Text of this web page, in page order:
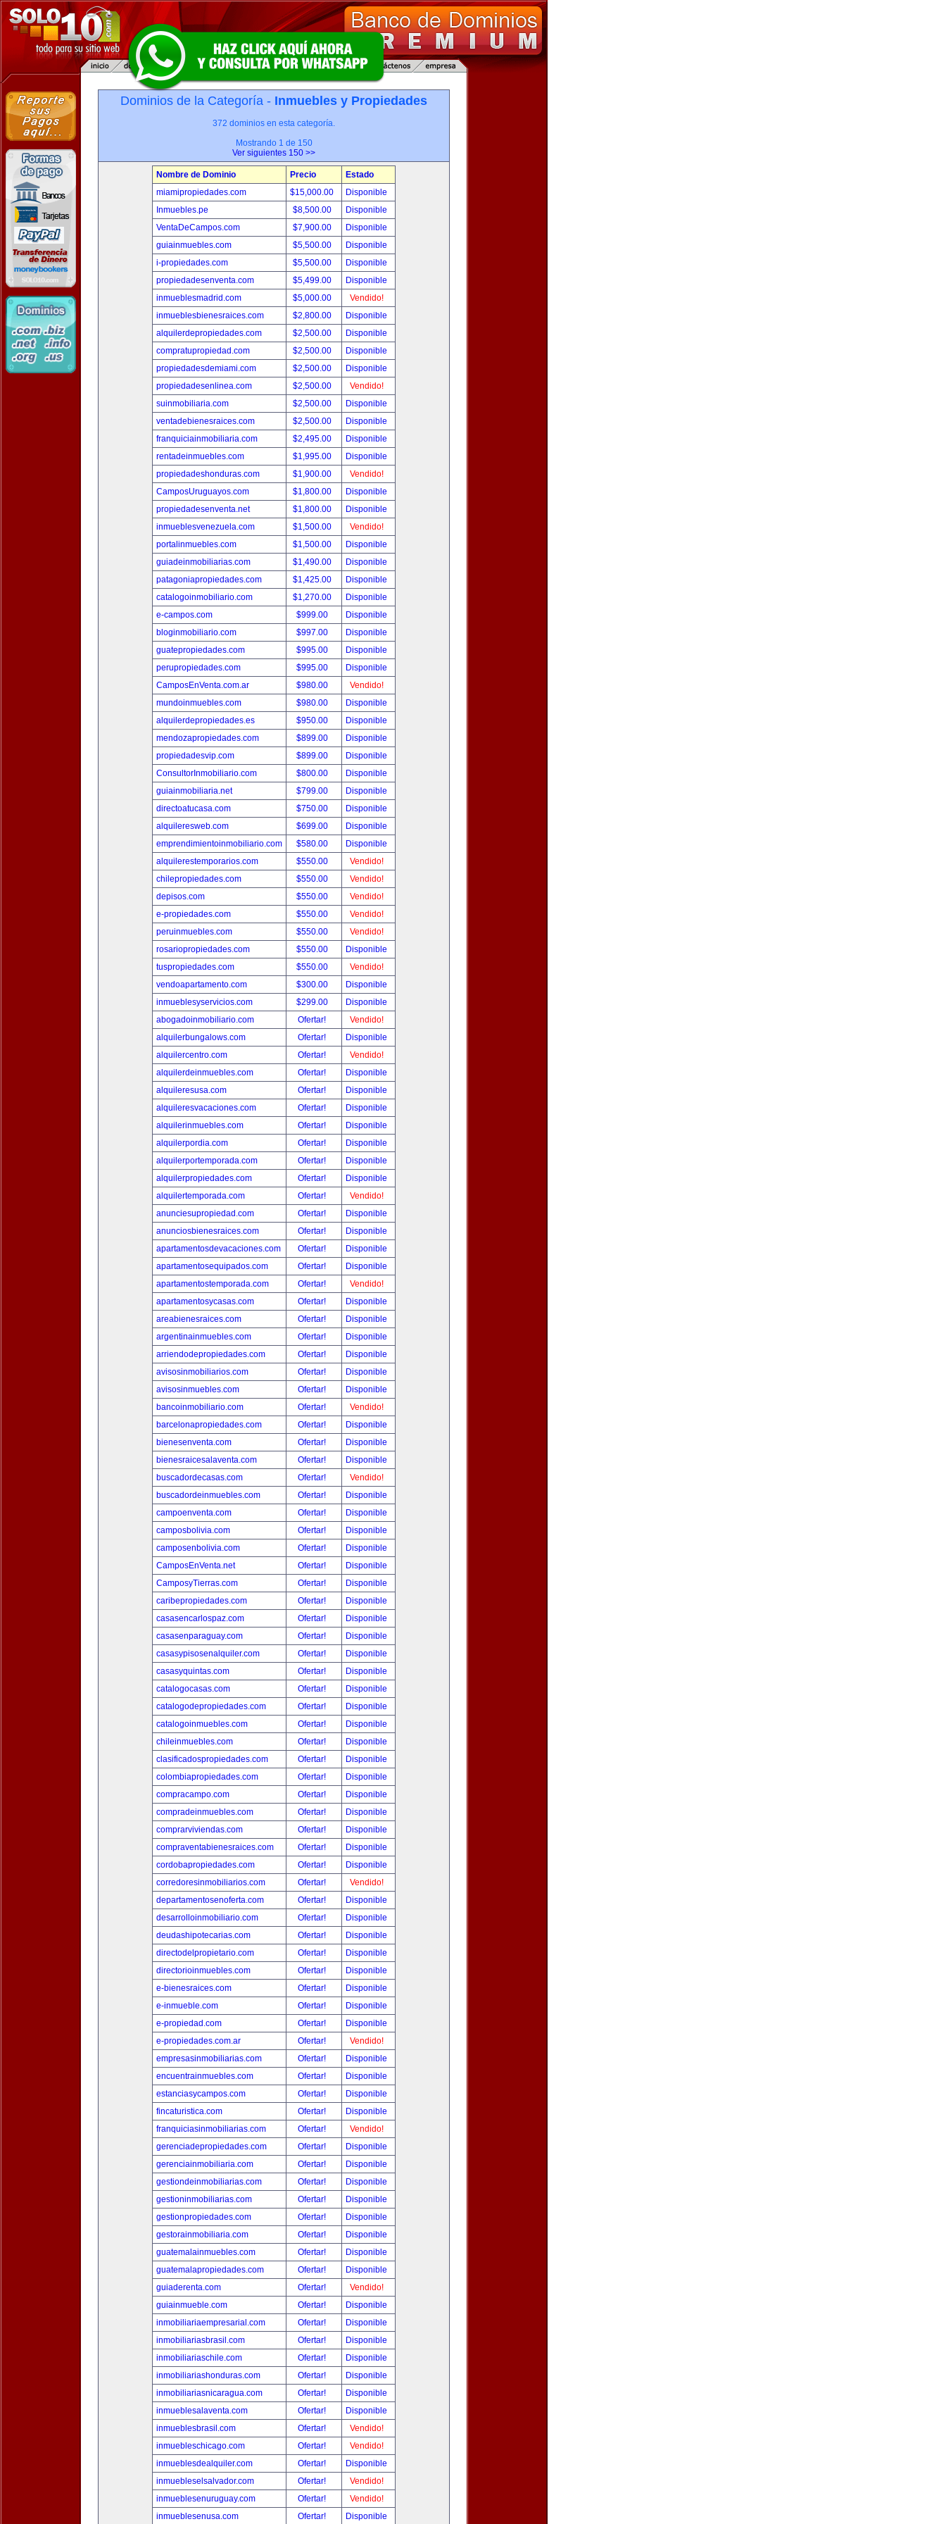
Dominios de la Categoría - Inmuebles y Propiedades
372 dominios en esta categoría.
Mostrando 1 de 150
Ver siguientes 150 >>
Nombre de Dominio Precio
Estado
miamipropiedades.com
$15,000.00
Disponible
Inmuebles.pe
$8,500.00
Disponible
VentaDeCampos.com
$7,900.00
Disponible
guiainmuebles.com
$5,500.00
Disponible
i-propiedades.com
$5,500.00
Disponible
propiedadesenventa.com
$5,499.00
Disponible
inmueblesmadrid.com
$5,000.00
Vendido!
inmueblesbienesraices.com
$2,800.00
Disponible
alquilerdepropiedades.com
$2,500.00
Disponible
compratupropiedad.com
$2,500.00
Disponible
propiedadesdemiami.com
$2,500.00
Disponible
propiedadesenlinea.com
$2,500.00
Vendido!
suinmobiliaria.com
$2,500.00
Disponible
ventadebienesraices.com
$2,500.00
Disponible
franquiciainmobiliaria.com
$2,495.00
Disponible
rentadeinmuebles.com
$1,995.00
Disponible
propiedadeshonduras.com
$1,900.00
Vendido!
CamposUruguayos.com
$1,800.00
Disponible
propiedadesenventa.net
$1,800.00
Disponible
inmueblesvenezuela.com
$1,500.00
Vendido!
portalinmuebles.com
$1,500.00
Disponible
guiadeinmobiliarias.com
$1,490.00
Disponible
patagoniapropiedades.com
$1,425.00
Disponible
catalogoinmobiliario.com
$1,270.00
Disponible
e-campos.com
$999.00
Disponible
bloginmobiliario.com
$997.00
Disponible
guatepropiedades.com
$995.00
Disponible
perupropiedades.com
$995.00
Disponible
CamposEnVenta.com.ar
$980.00
Vendido!
mundoinmuebles.com
$980.00
Disponible
alquilerdepropiedades.es
$950.00
Disponible
mendozapropiedades.com
$899.00
Disponible
propiedadesvip.com
$899.00
Disponible
ConsultorInmobiliario.com
$800.00
Disponible
guiainmobiliaria.net
$799.00
Disponible
directoatucasa.com
$750.00
Disponible
alquileresweb.com
$699.00
Disponible
emprendimientoinmobiliario.com
$580.00
Disponible
alquilerestemporarios.com
$550.00
Vendido!
chilepropiedades.com
$550.00
Vendido!
depisos.com
$550.00
Vendido!
e-propiedades.com
$550.00
Vendido!
peruinmuebles.com
$550.00
Vendido!
rosariopropiedades.com
$550.00
Disponible
tuspropiedades.com
$550.00
Vendido!
vendoapartamento.com
$300.00
Disponible
inmueblesyservicios.com
$299.00
Disponible
abogadoinmobiliario.com
Ofertar!
Vendido!
alquilerbungalows.com
Ofertar!
Disponible
alquilercentro.com
Ofertar!
Vendido!
alquilerdeinmuebles.com
Ofertar!
Disponible
alquileresusa.com
Ofertar!
Disponible
alquileresvacaciones.com
Ofertar!
Disponible
alquilerinmuebles.com
Ofertar!
Disponible
alquilerpordia.com
Ofertar!
Disponible
alquilerportemporada.com
Ofertar!
Disponible
alquilerpropiedades.com
Ofertar!
Disponible
alquilertemporada.com
Ofertar!
Vendido!
anunciesupropiedad.com
Ofertar!
Disponible
anunciosbienesraices.com
Ofertar!
Disponible
apartamentosdevacaciones.com
Ofertar!
Disponible
apartamentosequipados.com
Ofertar!
Disponible
apartamentostemporada.com
Ofertar!
Vendido!
apartamentosycasas.com
Ofertar!
Disponible
areabienesraices.com
Ofertar!
Disponible
argentinainmuebles.com
Ofertar!
Disponible
arriendodepropiedades.com
Ofertar!
Disponible
avisosinmobiliarios.com
Ofertar!
Disponible
avisosinmuebles.com
Ofertar!
Disponible
bancoinmobiliario.com
Ofertar!
Vendido!
barcelonapropiedades.com
Ofertar!
Disponible
bienesenventa.com
Ofertar!
Disponible
bienesraicesalaventa.com
Ofertar!
Disponible
buscadordecasas.com
Ofertar!
Vendido!
buscadordeinmuebles.com
Ofertar!
Disponible
campoenventa.com
Ofertar!
Disponible
camposbolivia.com
Ofertar!
Disponible
camposenbolivia.com
Ofertar!
Disponible
CamposEnVenta.net
Ofertar!
Disponible
CamposyTierras.com
Ofertar!
Disponible
caribepropiedades.com
Ofertar!
Disponible
casasencarlospaz.com
Ofertar!
Disponible
casasenparaguay.com
Ofertar!
Disponible
casasypisosenalquiler.com
Ofertar!
Disponible
casasyquintas.com
Ofertar!
Disponible
catalogocasas.com
Ofertar!
Disponible
catalogodepropiedades.com
Ofertar!
Disponible
catalogoinmuebles.com
Ofertar!
Disponible
chileinmuebles.com
Ofertar!
Disponible
clasificadospropiedades.com
Ofertar!
Disponible
colombiapropiedades.com
Ofertar!
Disponible
compracampo.com
Ofertar!
Disponible
compradeinmuebles.com
Ofertar!
Disponible
comprarviviendas.com
Ofertar!
Disponible
compraventabienesraices.com
Ofertar!
Disponible
cordobapropiedades.com
Ofertar!
Disponible
corredoresinmobiliarios.com
Ofertar!
Vendido!
departamentosenoferta.com
Ofertar!
Disponible
desarrolloinmobiliario.com
Ofertar!
Disponible
deudashipotecarias.com
Ofertar!
Disponible
directodelpropietario.com
Ofertar!
Disponible
directorioinmuebles.com
Ofertar!
Disponible
e-bienesraices.com
Ofertar!
Disponible
e-inmueble.com
Ofertar!
Disponible
e-propiedad.com
Ofertar!
Disponible
e-propiedades.com.ar
Ofertar!
Vendido!
empresasinmobiliarias.com
Ofertar!
Disponible
encuentrainmuebles.com
Ofertar!
Disponible
estanciasycampos.com
Ofertar!
Disponible
fincaturistica.com
Ofertar!
Disponible
franquiciasinmobiliarias.com
Ofertar!
Vendido!
gerenciadepropiedades.com
Ofertar!
Disponible
gerenciainmobiliaria.com
Ofertar!
Disponible
gestiondeinmobiliarias.com
Ofertar!
Disponible
gestioninmobiliarias.com
Ofertar!
Disponible
gestionpropiedades.com
Ofertar!
Disponible
gestorainmobiliaria.com
Ofertar!
Disponible
guatemalainmuebles.com
Ofertar!
Disponible
guatemalapropiedades.com
Ofertar!
Disponible
guiaderenta.com
Ofertar!
Vendido!
guiainmueble.com
Ofertar!
Disponible
inmobiliariaempresarial.com
Ofertar!
Disponible
inmobiliariasbrasil.com
Ofertar!
Disponible
inmobiliariaschile.com
Ofertar!
Disponible
inmobiliariashonduras.com
Ofertar!
Disponible
inmobiliariasnicaragua.com
Ofertar!
Disponible
inmueblesalaventa.com
Ofertar!
Disponible
inmueblesbrasil.com
Ofertar!
Vendido!
inmuebleschicago.com
Ofertar!
Vendido!
inmueblesdealquiler.com
Ofertar!
Disponible
inmuebleselsalvador.com
Ofertar!
Vendido!
inmueblesenuruguay.com
Ofertar!
Vendido!
inmueblesenusa.com
Ofertar! Disponible